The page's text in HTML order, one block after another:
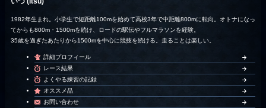
1982年生まれ。小学生で短距離100mを始めて高校3年で中距離800mに転向。オトナになっ
てからも800m・1500mを続け、ロードの駅伝やフルマラソンを経験。
35歳を過ぎたあたりから1500mを中心に競技を続ける。走ることは楽しい。
詳細プロフィール
レース結果
よくやる練習の記録
オススメ品
お問い合わせ